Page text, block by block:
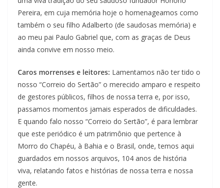
Pereira, em cuja memória hoje o homenageamos como
também o seu filho Adalberto (de saudosas memória) e
ao meu pai Paulo Gabriel que, com as graças de Deus
ainda convive em nosso meio.
Caros morrenses e leitores: Lamentamos não ter tido o
nosso “Correio do Sertão” o merecido amparo e respeito
de gestores públicos, filhos de nossa terra e, por isso,
passamos momentos jamais esperados de dificuldades.
E quando falo nosso “Correio do Sertão”, é para lembrar
que este periódico é um patrimônio que pertence à
Morro do Chapéu, à Bahia e o Brasil, onde, temos aqui
guardados em nossos arquivos, 104 anos de história
viva, relatando fatos e histórias de nossa terra e nossa
gente.